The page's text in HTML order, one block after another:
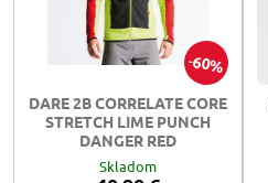
60%
DARE 2B CORRELATE CORE
STRETCH LIME PUNCH
DANGER RED
Skladom